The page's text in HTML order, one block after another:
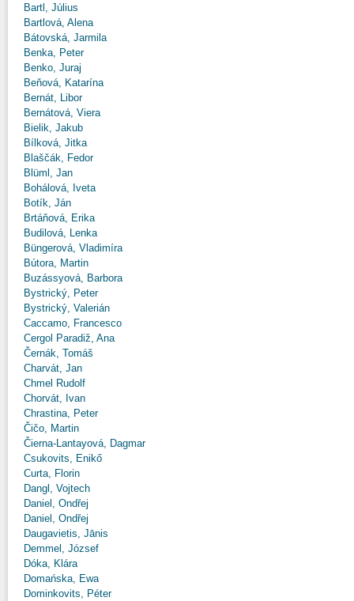
Bartl, Július
Bartlová, Alena
Bátovská, Jarmila
Benka, Peter
Benko, Juraj
Beňová, Katarína
Bernát, Libor
Bernátová, Viera
Bielik, Jakub
Bílková, Jitka
Blaščák, Fedor
Blüml, Jan
Bohálová, Iveta
Botík, Ján
Brtáňová, Erika
Budilová, Lenka
Büngerová, Vladimíra
Bútora, Martin
Buzássyová, Barbora
Bystrický, Peter
Bystrický, Valerián
Caccamo, Francesco
Cergol Paradiž, Ana
Černák, Tomáš
Charvát, Jan
Chmel Rudolf
Chorvát, Ivan
Chrastina, Peter
Čičo, Martin
Čierna-Lantayová, Dagmar
Csukovits, Enikő
Curta, Florin
Dangl, Vojtech
Daniel, Ondřej
Daniel, Ondřej
Daugavietis, Jānis
Demmel, József
Dóka, Klára
Domańska, Ewa
Dominkovits, Péter